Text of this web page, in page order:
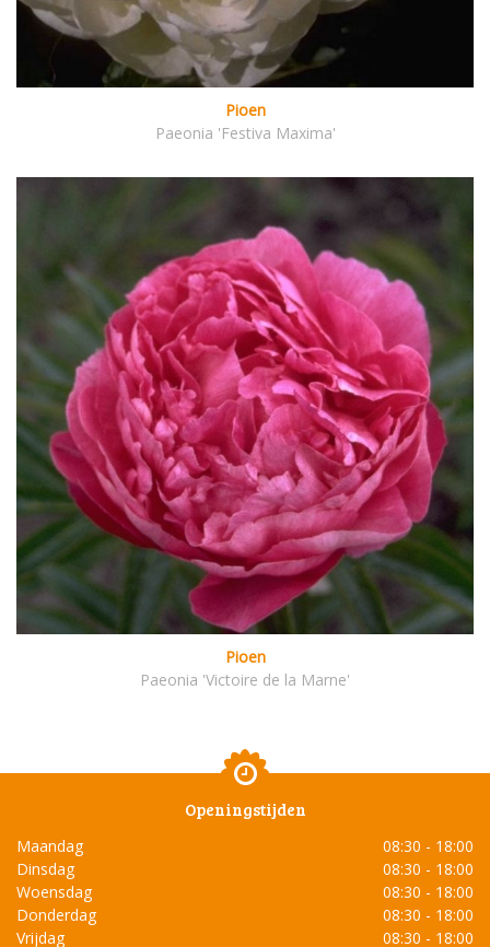
Pioen
Paeonia 'Festiva Maxima'
Pioen
Paeonia 'Victoire de la Marne'
Openingstijden
Maandag
08:30 - 18:00
Dinsdag
08:30 - 18:00
Woensdag
08:30 - 18:00
Donderdag
08:30 - 18:00
Vrijdag
08:30 - 18:00